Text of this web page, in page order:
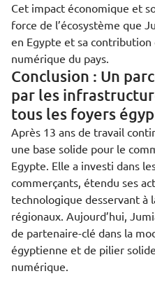
Cet impact économique et
force de l’écosystème que
en Egypte et sa
numérique du pays.
Conclusion : Un
par les
tous les foyers
Après 13 ans de travail
une base solide pour le
Egypte. Elle a investi dans
commerçants, étendu ses
technologique desservant à
régionaux. Aujourd’hui,
de partenaire-clé dans la
égyptienne et de pilier
numérique.